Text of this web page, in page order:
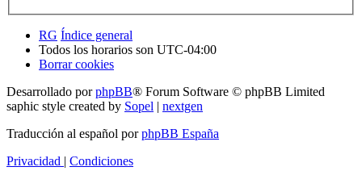
RG Índice general
Todos los horarios son UTC-04:00
Borrar cookies
Desarrollado porphpBB® Forum Software © phpBB Limited
saphic style created by Sopel | nextgen
Traducción al español porphpBB España
Privacidad | Condiciones